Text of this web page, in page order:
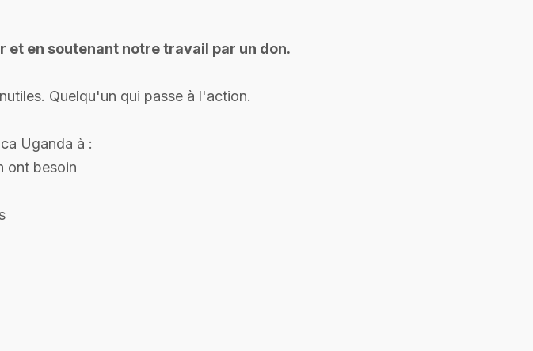
et en soutenant notre travail par un don.
Quelqu'un qui passe à l'action.
Uganda à :
ont besoin